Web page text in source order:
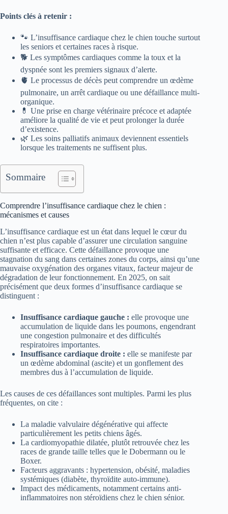
Points clés à retenir :
🐾 L’insuffisance cardiaque chez le chien touche surtout
les seniors et certaines races à risque.
🐕 Les symptômes cardiaques comme la toux et la
dyspnée sont les premiers signaux d’alerte.
🫀 Le processus de décès peut comprendre un œdème
pulmonaire, un arrêt cardiaque ou une défaillance multi-
organique.
💊 Une prise en charge vétérinaire précoce et adaptée
améliore la qualité de vie et peut prolonger la durée
d’existence.
🌿 Les soins palliatifs animaux deviennent essentiels
lorsque les traitements ne suffisent plus.
Sommaire
Comprendre l’insuffisance cardiaque chez le chien :
mécanismes et causes
L’insuffisance cardiaque est un état dans lequel le cœur du
chien n’est plus capable d’assurer une circulation sanguine
suffisante et efficace. Cette défaillance provoque une
stagnation du sang dans certaines zones du corps, ainsi qu’une
mauvaise oxygénation des organes vitaux, facteur majeur de
dégradation de leur fonctionnement. En 2025, on sait
précisément que deux formes d’insuffisance cardiaque se
distinguent :
Insuffisance cardiaque gauche : elle provoque une
accumulation de liquide dans les poumons, engendrant
une congestion pulmonaire et des difficultés
respiratoires importantes.
Insuffisance cardiaque droite : elle se manifeste par
un œdème abdominal (ascite) et un gonflement des
membres dus à l’accumulation de liquide.
Les causes de ces défaillances sont multiples. Parmi les plus
fréquentes, on cite :
La maladie valvulaire dégénérative qui affecte
particulièrement les petits chiens âgés.
La cardiomyopathie dilatée, plutôt retrouvée chez les
races de grande taille telles que le Dobermann ou le
Boxer.
Facteurs aggravants : hypertension, obésité, maladies
systémiques (diabète, thyroïdite auto-immune).
Impact des médicaments, notamment certains anti-
inflammatoires non stéroïdiens chez le chien sénior.